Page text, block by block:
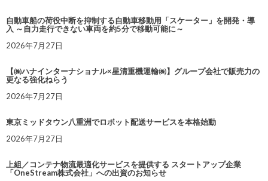
自動車船の荷役中断を抑制する自動車移動用「スケーター」を開発・導
入 ～自力走行できない車両を約5分で移動可能に～
2026年7月27日
【㈱ハナインターナショナル×星清重機運輸㈱】グループ会社で販売力の
更なる強化ねらう
2026年7月27日
東京ミッドタウン八重洲でロボット配送サービスを本格始動
2026年7月27日
上組／コンテナ物流最適化サービスを提供する スタートアップ企業
「OneStream株式会社」への出資のお知らせ